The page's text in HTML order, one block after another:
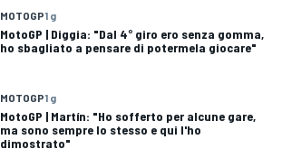
MOTOGP1 g
MotoGP | Diggia: "Dal 4° giro ero senza gomma,
ho sbagliato a pensare di potermela giocare"
MOTOGP1 g
MotoGP | Martín: "Ho sofferto per alcune gare,
ma sono sempre lo stesso e qui l'ho
dimostrato"